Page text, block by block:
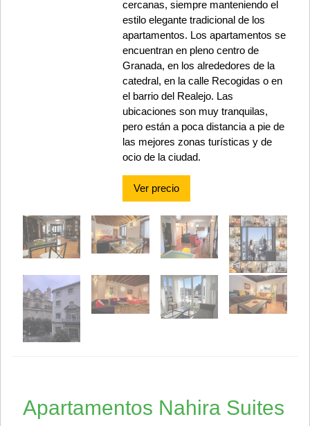
cercanas, siempre manteniendo el
estilo elegante tradicional de los
apartamentos. Los apartamentos se
encuentran en pleno centro de
Granada, en los alrededores de la
catedral, en la calle Recogidas o en
el barrio del Realejo. Las
ubicaciones son muy tranquilas,
pero están a poca distancia a pie de
las mejores zonas turísticas y de
ocio de la ciudad.
Ver precio
Apartamentos Nahira Suites